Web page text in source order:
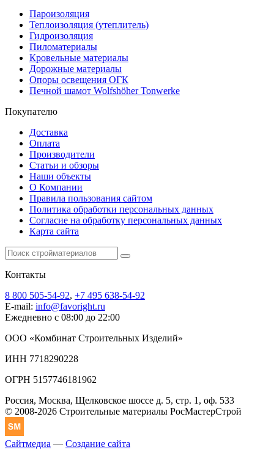
Пароизоляция
Теплоизоляция (утеплитель)
Гидроизоляция
Пиломатериалы
Кровельные материалы
Дорожные материалы
Опоры освещения ОГК
Печной шамот Wolfshöher Tonwerke
Покупателю
Доставка
Оплата
Производители
Статьи и обзоры
Наши объекты
О Компании
Правила пользования сайтом
Политика обработки персональных данных
Согласие на обработку персональных данных
Карта сайта
Контакты
8 800 505-54-92, +7 495 638-54-92
E-mail: info@favoright.ru
Ежедневно с 08:00 до 22:00
ООО «Комбинат Строительных Изделий»
ИНН 7718290228
ОГРН 5157746181962
Россия, Москва, Щелковское шоссе д. 5, стр. 1, оф. 533
© 2008-2026 Строительные материалы РосМастерСтрой
Сайтмедиа — Создание сайта